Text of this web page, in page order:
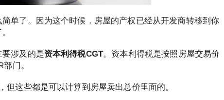
单了。因为这个时候，房屋的产权已经从开发商转移到你
要涉及的是资本利得税CGT。资本利得税是按照房屋交易价
门。
这些都是可以计算到房屋卖出总价里面的。